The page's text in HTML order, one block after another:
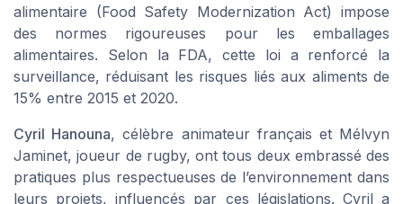
alimentaire (Food Safety Modernization Act) impose
des normes rigoureuses pour les emballages
alimentaires. Selon la FDA, cette loi a renforcé la
surveillance, réduisant les risques liés aux aliments de
15% entre 2015 et 2020.
Cyril Hanouna, célèbre animateur français et Mélvyn
Jaminet, joueur de rugby, ont tous deux embrassé des
pratiques plus respectueuses de l’environnement dans
leurs projets, influencés par ces législations. Cyril a